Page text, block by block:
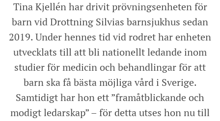
Tina Kjellén har drivit prövningsenheten för
barn vid Drottning Silvias barnsjukhus sedan
2019. Under hennes tid vid rodret har enheten
utvecklats till att bli nationellt ledande inom
studier för medicin och behandlingar för att
barn ska få bästa möjliga vård i Sverige.
Samtidigt har hon ett ”framåtblickande och
modigt ledarskap” – för detta utses hon nu till